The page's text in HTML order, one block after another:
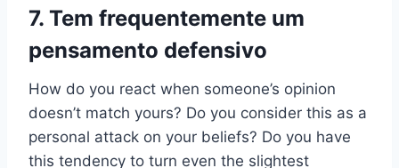
7. Tem frequentemente um
pensamento defensivo
How do you react when someone’s opinion
doesn’t match yours? Do you consider this as a
personal attack on your beliefs? Do you have
this tendency to turn even the slightest